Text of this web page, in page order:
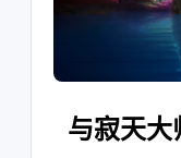
与寂天大